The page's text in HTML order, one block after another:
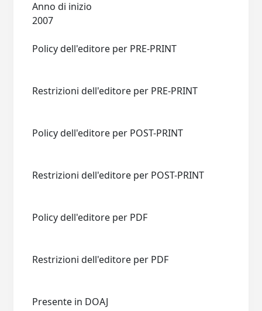
Anno di inizio
Policy dell'editore per PRE-PRINT
Restrizioni dell'editore per PRE-PRINT
Policy dell'editore per POST-PRINT
Restrizioni dell'editore per POST-PRINT
Policy dell'editore per PDF
Restrizioni dell'editore per PDF
Presente in DOAJ